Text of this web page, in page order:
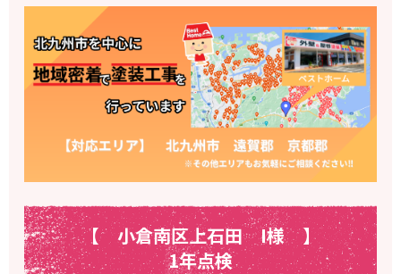
【 小倉南区上石田I様】
1年点検